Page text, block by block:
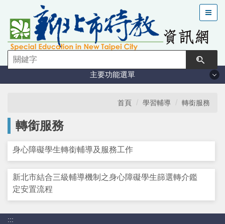
到
主
要
容
主要功能選單
特教現況
鑑定安置
課程與教學
學習輔導
首頁 學習輔導 轉銜服務
轉銜服務
身心障礙學生轉銜輔導及服務工作
新北市結合三級輔導機制之身心障礙學生篩選轉介鑑
定安置流程
:::